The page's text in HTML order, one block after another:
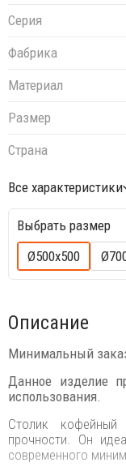
Серия
Фабрика
Материал
Размер
Страна
Все характеристики
Выбрать размер
Ø500х500
Описание
Минимальный
Данное изделие
использования.
Столик
прочности. Он
современного